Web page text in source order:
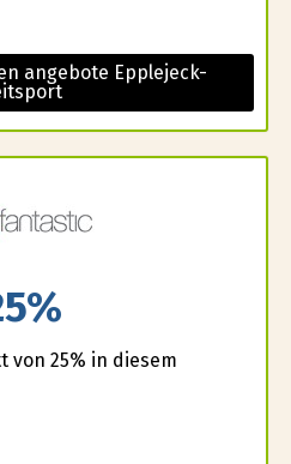
angebote Epplejeck-
von 25% in diesem